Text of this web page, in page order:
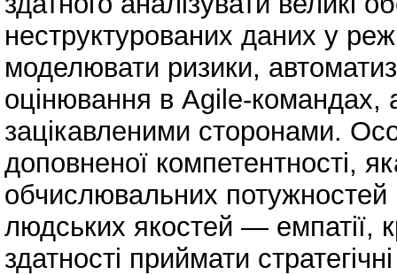
неструктурованих даних у
моделювати ризики,
оцінювання в Agile-командах,
зацікавленими сторонами.
доповненої компетентності,
обчислювальних потужностей
людських якостей — емпатії,
здатності приймати